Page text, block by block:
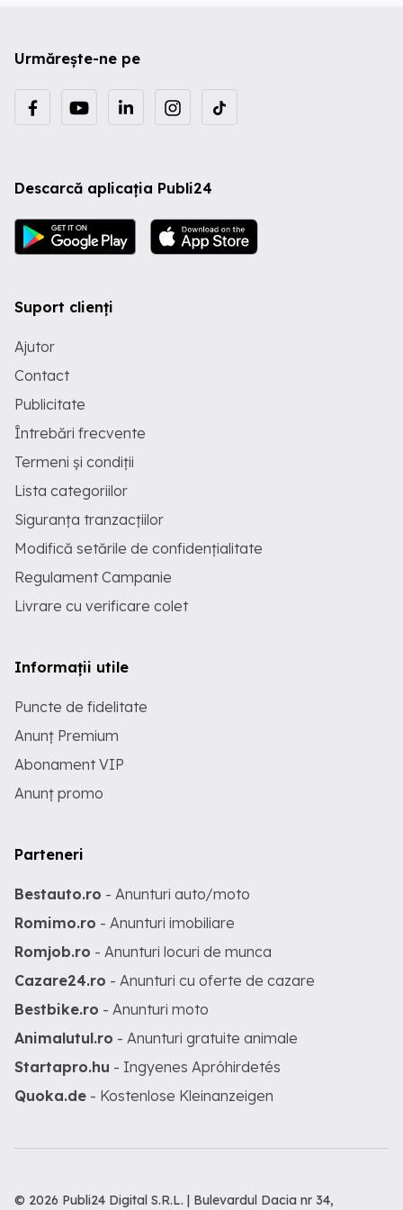
Urmărește-ne pe
Descarcă aplicația Publi24
Suport clienți
Ajutor
Contact
Publicitate
Întrebări frecvente
Termeni și condiții
Lista categoriilor
Siguranța tranzacțiilor
Modifică setările de confidențialitate
Regulament Campanie
Livrare cu verificare colet
Informații utile
Puncte de fidelitate
Anunț Premium
Abonament VIP
Anunț promo
Parteneri
Bestauto.ro - Anunturi auto/moto
Romimo.ro - Anunturi imobiliare
Romjob.ro - Anunturi locuri de munca
Cazare24.ro - Anunturi cu oferte de cazare
Bestbike.ro - Anunturi moto
Animalutul.ro - Anunturi gratuite animale
Startapro.hu - Ingyenes Apróhirdetés
Quoka.de - Kostenlose Kleinanzeigen
© 2026 Publi24 Digital S.R.L. | Bulevardul Dacia nr 34,